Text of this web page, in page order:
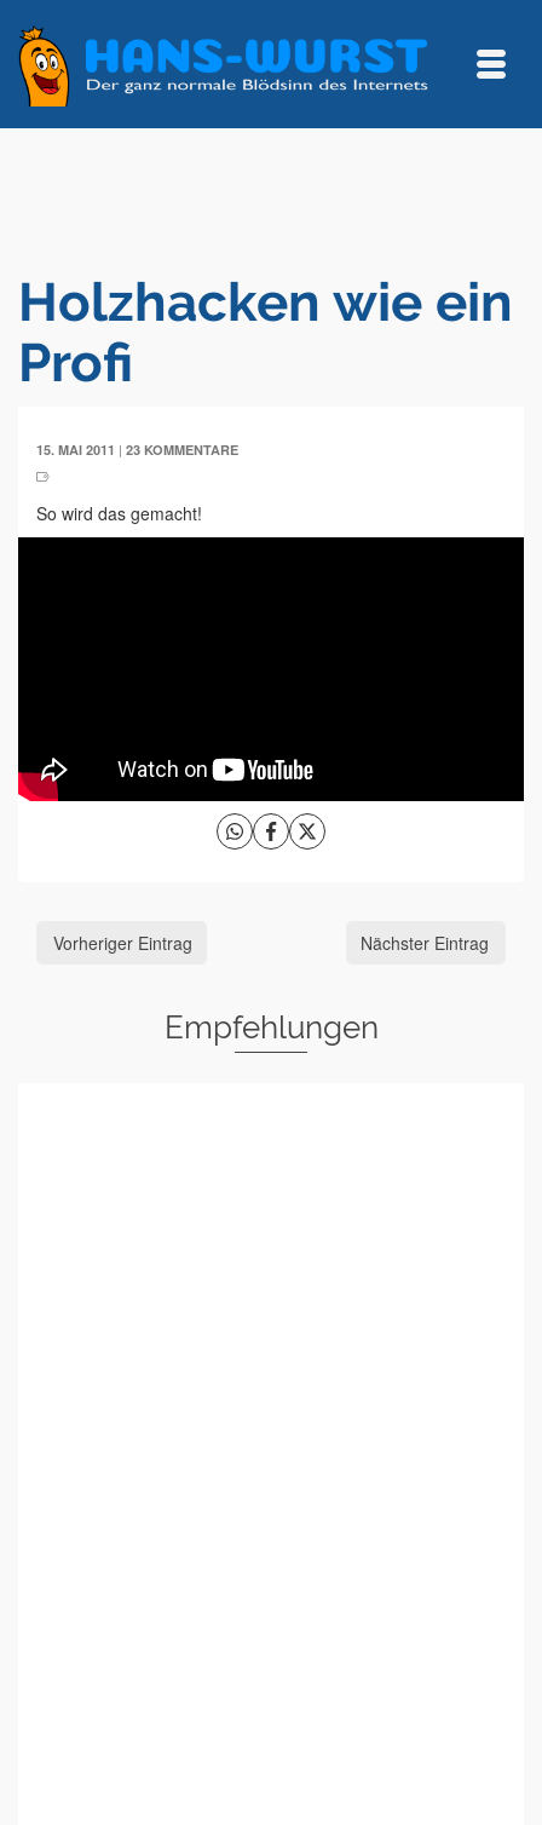
Holzhacken wie ein
Profi
15. MAI 2011 | 23 KOMMENTARE
So wird das gemacht!
Vorheriger Eintrag Nächster Eintrag
Empfehlungen